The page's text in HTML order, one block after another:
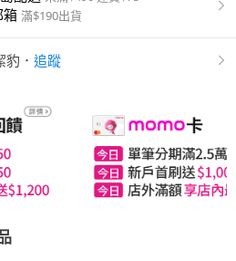
箱 滿$190出貨
豹 ． 追蹤